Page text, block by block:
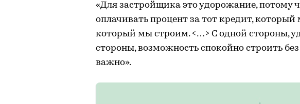
«Для застройщика это удорожание, потому
оплачивать процент за тот кредит, который
который мы строим. <…> С одной стороны,
стороны, возможность спокойно строить без
важно».